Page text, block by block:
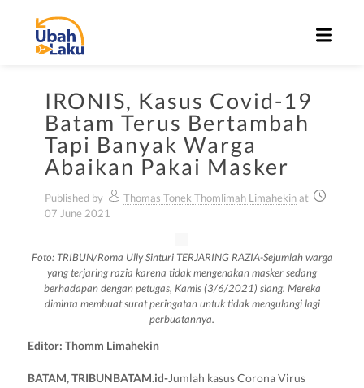
IRONIS, Kasus Covid-19
Batam Terus Bertambah
Tapi Banyak Warga
Abaikan Pakai Masker
Published by Thomas Tonek Thomlimah Limahekin at
07 June 2021
Foto: TRIBUN/Roma Ully Sinturi TERJARING RAZIA-Sejumlah warga
yang terjaring razia karena tidak mengenakan masker sedang
berhadapan dengan petugas, Kamis (3/6/2021) siang. Mereka
diminta membuat surat peringatan untuk tidak mengulangi lagi
perbuatannya.
Editor: Thomm Limahekin
BATAM, TRIBUNBATAM.id-Jumlah kasus Corona Virus